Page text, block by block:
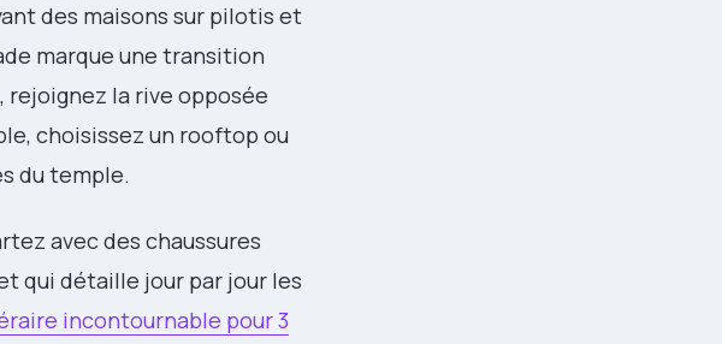
des maisons sur pilotis et
marque une transition
rejoignez la rive opposée
choisissez un rooftop ou
du temple.
avec des chaussures
qui détaille jour par jour les
incontournable pour 3